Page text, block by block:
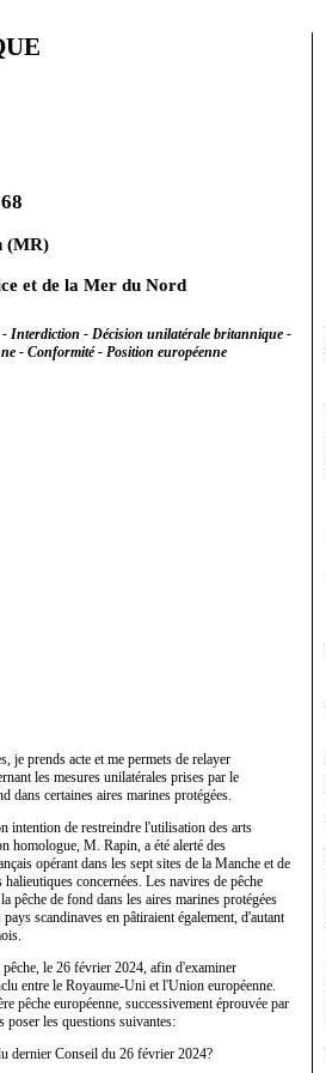
(MR)
et de la Mer du Nord
- Interdiction - Décision unilatérale britannique -
- Conformité - Position européenne
je prends acte et me permets de relayer
les mesures unilatérales prises par le
certaines aires marines protégées.
intention de restreindre l'utilisation des arts
homologue, M. Rapin, a été alerté des
opérant dans les sept sites de la Manche et de
concernées. Les navires de pêche
pêche de fond dans les aires marines protégées
scandinaves en pâtiraient également, d'autant
le 26 février 2024, afin d'examiner
entre le Royaume-Uni et l'Union européenne.
pêche européenne, successivement éprouvée par
poser les questions suivantes:
dernier Conseil du 26 février 2024?